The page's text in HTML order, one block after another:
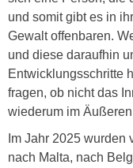
und somit gibt es in
Gewalt offenbaren.
und diese daraufhin
Entwicklungsschritte
fragen, ob nicht das
wiederum im
Im Jahr 2025
nach Malta, nach